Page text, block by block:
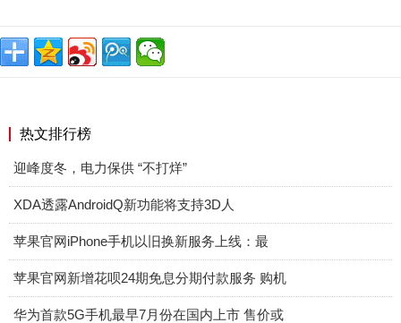
热文排行榜
迎峰度冬，电力保供 “不打烊”
XDA透露AndroidQ新功能将支持3D人
苹果官网iPhone手机以旧换新服务上线：最
苹果官网新增花呗24期免息分期付款服务 购机
华为首款5G手机最早7月份在国内上市 售价或